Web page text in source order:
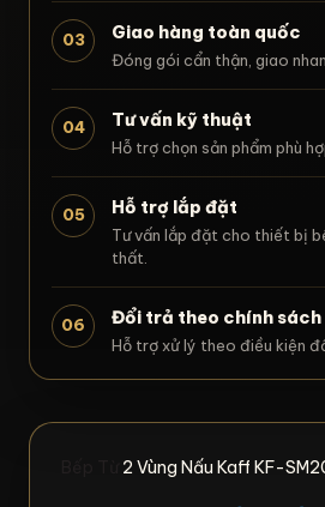
03 Giao hàng toàn quốc
Đóng gói cẩn thận, giao
04 Tư vấn kỹ thuật
Hỗ trợ chọn sản phẩm phù
05 Hỗ trợ lắp đặt
Tư vấn lắp đặt cho thiết bị
thất.
06 Đổi trả theo chính sách
Hỗ trợ xử lý theo điều kiện
2 Vùng Nấu Kaff KF-